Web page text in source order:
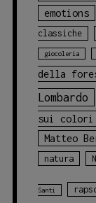
emotions
classiche
giocoleria
della
Lombardo
sui colori
Matteo
natura
Santi